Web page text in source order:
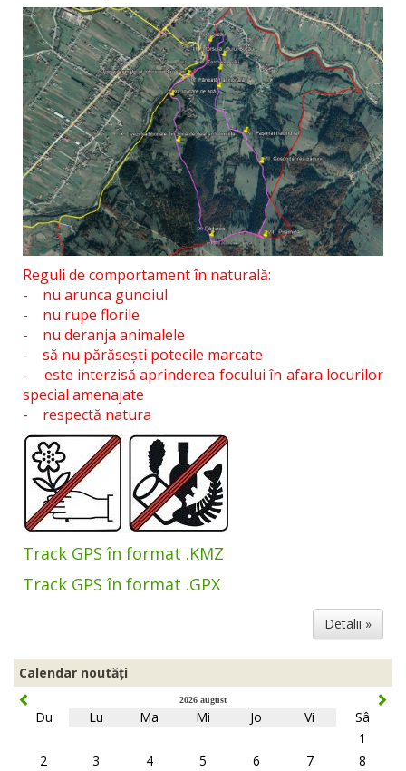
Reguli de comportament în naturală:
- nu arunca gunoiul
- nu rupe florile
- nu deranja animalele
- să nu părăsești potecile marcate
- este interzisă aprinderea focului în afara locurilor
special amenajate
- respectă natura
Track GPS în format .KMZ
Track GPS în format .GPX
Detalii »
Calendar noutăți
2026 august
Du Lu Ma Mi Jo Vi
Sâ
1
2
3 4 5 6 7
8